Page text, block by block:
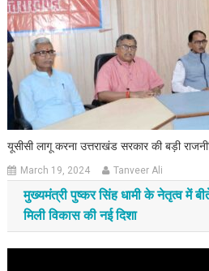
यूसीसी लागू करना उत्तराखंड सरकार की बड़ी
March 19, 2024 Tanveer Ali
मुख्यमंत्री पुष्कर सिंह धामी के नेतृत्व में
मिली विकास की नई दिशा